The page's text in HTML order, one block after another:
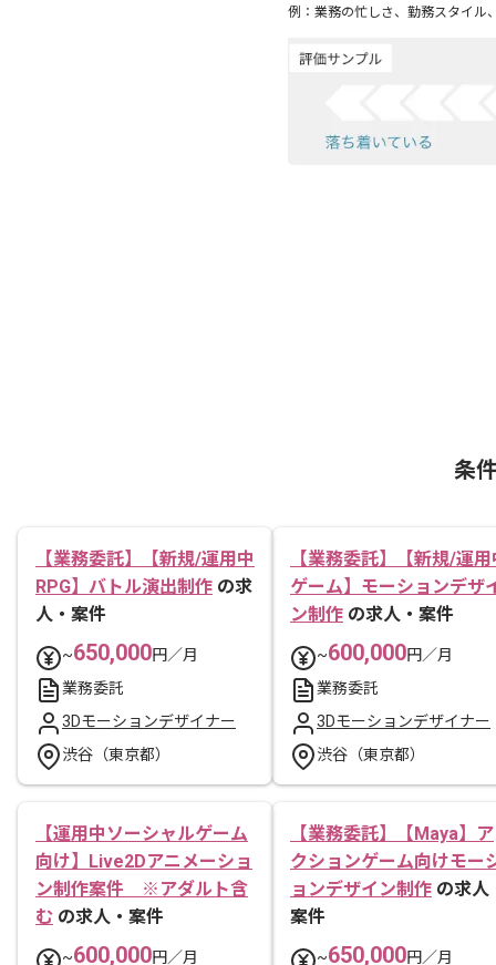
例：業務の忙しさ、勤務スタイル
条
【業務委託】【新規/運用中
RPG】バトル演出制作 の求
人・案件
~650,000円／月
業務委託
3Dモーションデザイナー
渋谷（東京都）
【業務委託】【新規/運用
ゲーム】モーションデザ
ン制作 の求人・案件
~600,000円／月
業務委託
3Dモーションデザイナー
渋谷（東京都）
【運用中ソーシャルゲーム
向け】Live2Dアニメーショ
ン制作案件 ※アダルト含
む の求人・案件
~600,000円／月
【業務委託】【Maya】ア
クションゲーム向けモー
ョンデザイン制作 の求人
案件
~650,000円／月